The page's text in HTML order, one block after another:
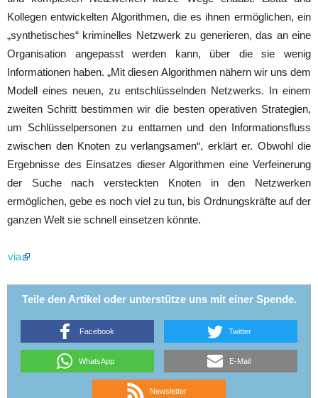
Kollegen entwickelten Algorithmen, die es ihnen ermöglichen, ein
„synthetisches“ kriminelles Netzwerk zu generieren, das an eine
Organisation angepasst werden kann, über die sie wenig
Informationen haben. „Mit diesen Algorithmen nähern wir uns dem
Modell eines neuen, zu entschlüsselnden Netzwerks. In einem
zweiten Schritt bestimmen wir die besten operativen Strategien,
um Schlüsselpersonen zu enttarnen und den Informationsfluss
zwischen den Knoten zu verlangsamen“, erklärt er. Obwohl die
Ergebnisse des Einsatzes dieser Algorithmen eine Verfeinerung
der Suche nach versteckten Knoten in den Netzwerken
ermöglichen, gebe es noch viel zu tun, bis Ordnungskräfte auf der
ganzen Welt sie schnell einsetzen könnte.
via
Teile den Artikel oder unterstütze uns mit einer Spende.
Facebook Twitter
WhatsApp E-Mail
Newsletter